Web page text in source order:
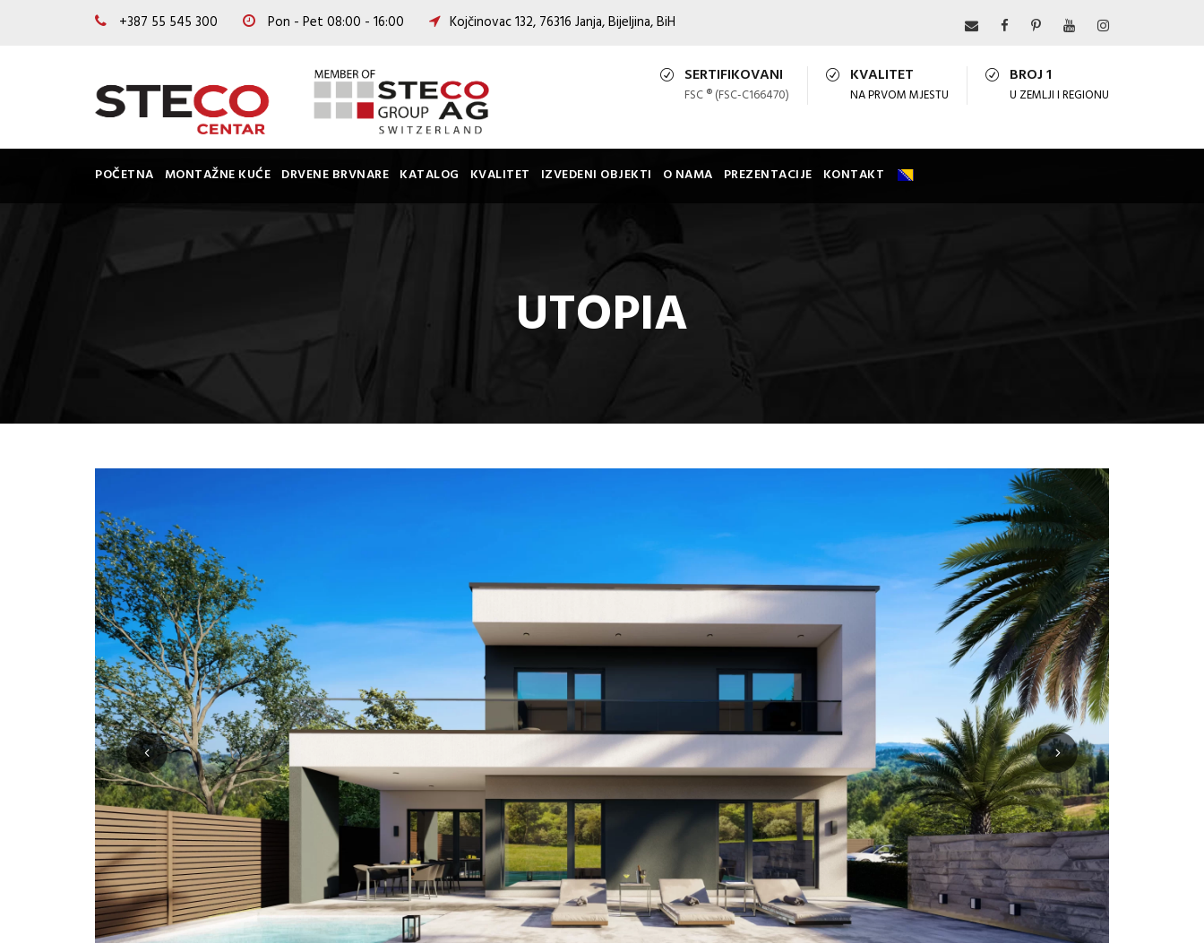
+387 55 545 300 Pon - Pet 08:00 - 16:00 Kojčinovac 132, 76316 Janja, Bijeljina, BiH
SERTIFIKOVANI
FSC ® (FSC-C166470)
KVALITET
NA PRVOM MJESTU
BROJ 1
U ZEMLJI I REGIONU
POČETNA MONTAŽNE KUĆE DRVENE BRVNARE KATALOG KVALITET IZVEDENI OBJEKTI O NAMA PREZENTACIJE KONTAKT
UTOPIA